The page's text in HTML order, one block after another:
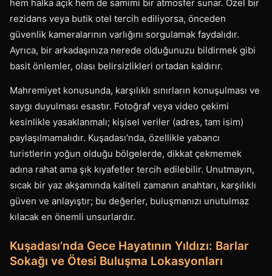
hem halka açık hem de samimi bir atmosfer sunar. Özel bir
rezidans veya butik otel tercih ediliyorsa, önceden
güvenlik kameralarının varlığını sorgulamak faydalıdır.
Ayrıca, bir arkadaşınıza nerede olduğunuzu bildirmek gibi
basit önlemler, olası belirsizlikleri ortadan kaldırır.
Mahremiyet konusunda, karşılıklı sınırların konuşulması ve
saygı duyulması esastır. Fotoğraf veya video çekimi
kesinlikle yasaklanmalı; kişisel veriler (adres, tam isim)
paylaşılmamalıdır. Kuşadası’nda, özellikle yabancı
turistlerin yoğun olduğu bölgelerde, dikkat çekmemek
adına rahat ama şık kıyafetler tercih edilebilir. Unutmayın,
sıcak bir yaz akşamında kaliteli zamanın anahtarı, karşılıklı
güven ve anlayıştır; bu değerler, buluşmanızı unutulmaz
kılacak en önemli unsurlardır.
Kuşadası’nda Gece Hayatının Yıldızı: Barlar
Sokağı ve Ötesi Buluşma Lokasyonları